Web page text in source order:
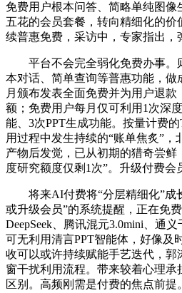
免费用户根本问答、简略单纯图像
五花的会员套餐，转向精细化的
续普惠免费，采访中，专家指出，
平台不会完全弱化免费办事。
本对话、简单查询等普惠功能，做
月颁布发表全面免费并为用户退
额；免费用户每月仅可利用1次深
能、3次PPT生成功能。按量计费
用过程中发生持续的“账单焦炙”
产物后发觉，已从初期的猎奇尝鲜
度研究额度仅剩1次”。升级付费会
将来AI付费将“分层精细化”成
或升级会员”的系统提醒，正在免
DeepSeek、腾讯混元3.0mini、通
可无利用清言PPT智能体，好像及
收可以或许持续赋能手艺迭代，
窗干扰利用流程。带来较着心理
区别。高频刚需是付费的焦点前提